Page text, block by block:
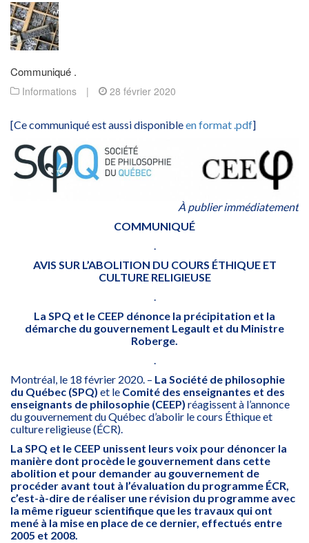
Communiqué .
Informations | 28 février 2020
[Ce communiqué est aussi disponibleen format .pdf]
À publier immédiatement
COMMUNIQUÉ
.
AVIS SUR L’ABOLITION DU COURS ÉTHIQUE ET
CULTURE RELIGIEUSE
.
La SPQ et le CEEP dénonce la précipitation et la
démarche du gouvernement Legault et du Ministre
Roberge.
.
Montréal, le 18 février 2020. – La Société de philosophie
du Québec (SPQ) et le Comité des enseignantes et des
enseignants de philosophie (CEEP) réagissent à l’annonce
du gouvernement du Québec d’abolir le cours Éthique et
culture religieuse (ÉCR).
La SPQ et le CEEP unissent leurs voix pour dénoncer la
manière dont procède le gouvernement dans cette
abolition et pour demander au gouvernement de
procéder avant tout à l’évaluation du programme ÉCR,
c’est-à-dire de réaliser une révision du programme avec
la même rigueur scientifique que les travaux qui ont
mené à la mise en place de ce dernier, effectués entre
2005 et 2008.